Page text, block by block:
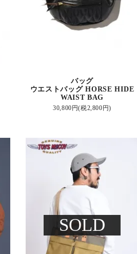
バッグ
ウエストバッグ HORSE HIDE
WAIST BAG
30,800円(税2,800円)
SOLD